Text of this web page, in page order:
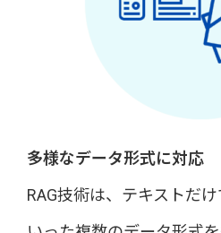
多様なデータ形式に対応
RAG技術は、テキストだ